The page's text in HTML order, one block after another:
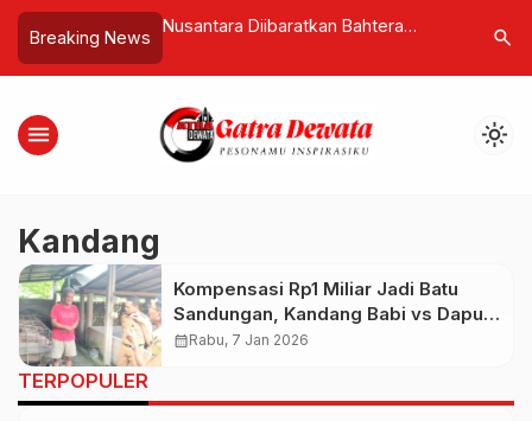
Breaking News
Menyulam
Magrib di Bulan
Nusantara Diibaratkan Bahtera
di Tengah Krisis Global
Kembali
search
menu light_mode
Kandang
Kompensasi Rp1 Miliar Jadi Batu
Sandungan, Kandang Babi vs Dapur
Makan Gratis Memanas
calendar_monthRabu, 7 Jan 2026
TERPOPULER